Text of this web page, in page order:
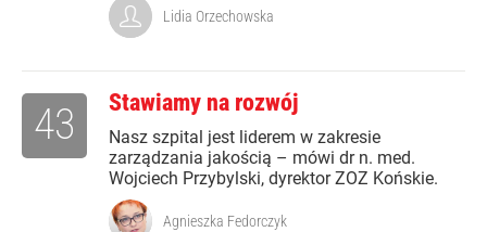
Lidia Orzechowska
Stawiamy na rozwój
Nasz szpital jest liderem w zakresie
zarządzania jakością – mówi dr n. med.
Wojciech Przybylski, dyrektor ZOZ Końskie.
43
Agnieszka Fedorczyk